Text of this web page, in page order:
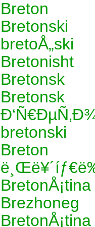
Breton
Bretonski
bretoÅ„ski
Bretonisht
Bretonsk
Bretonsk
bretonski
Breton
BretonÅ¡tina
Brezhoneg
BretonÅ¡tina